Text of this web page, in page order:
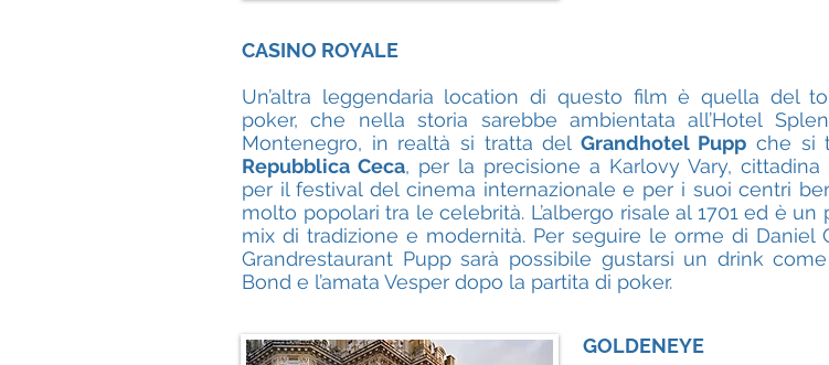
CASINO ROYALE
Un’altra leggendaria location di questo film è quella del
poker, che nella storia sarebbe ambientata all’Hotel
Montenegro, in realtà si tratta del Grandhotel Pupp che si
Repubblica Ceca, per la precisione a Karlovy Vary, cittadina
per il festival del cinema internazionale e per i suoi centri
molto popolari tra le celebrità. L’albergo risale al 1701 ed è un
mix di tradizione e modernità. Per seguire le orme di Daniel
Grandrestaurant Pupp sarà possibile gustarsi un drink
Bond e l’amata Vesper dopo la partita di poker.
GOLDENEYE